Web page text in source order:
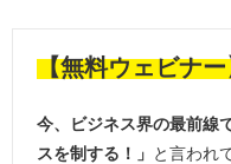
【無料ウェビナ
今、ビジネス界の最前線
スを制する！」 と言われ